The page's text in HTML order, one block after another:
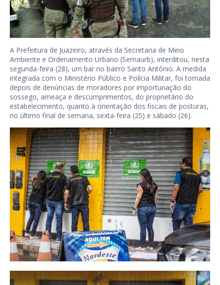
A Prefeitura de Juazeiro, através da Secretaria de Meio
Ambiente e Ordenamento Urbano (Semaurb), interditou, nesta
segunda-feira (28), um bar no bairro Santo Antônio. A medida
integrada com o Ministério Público e Polícia Militar, foi tomada
depois de denúncias de moradores por importunação do
sossego, ameaça e descumprimentos, do proprietário do
estabelecimento, quanto à orientação dos fiscais de posturas,
no último final de semana, sexta-feira (25) e sábado (26).